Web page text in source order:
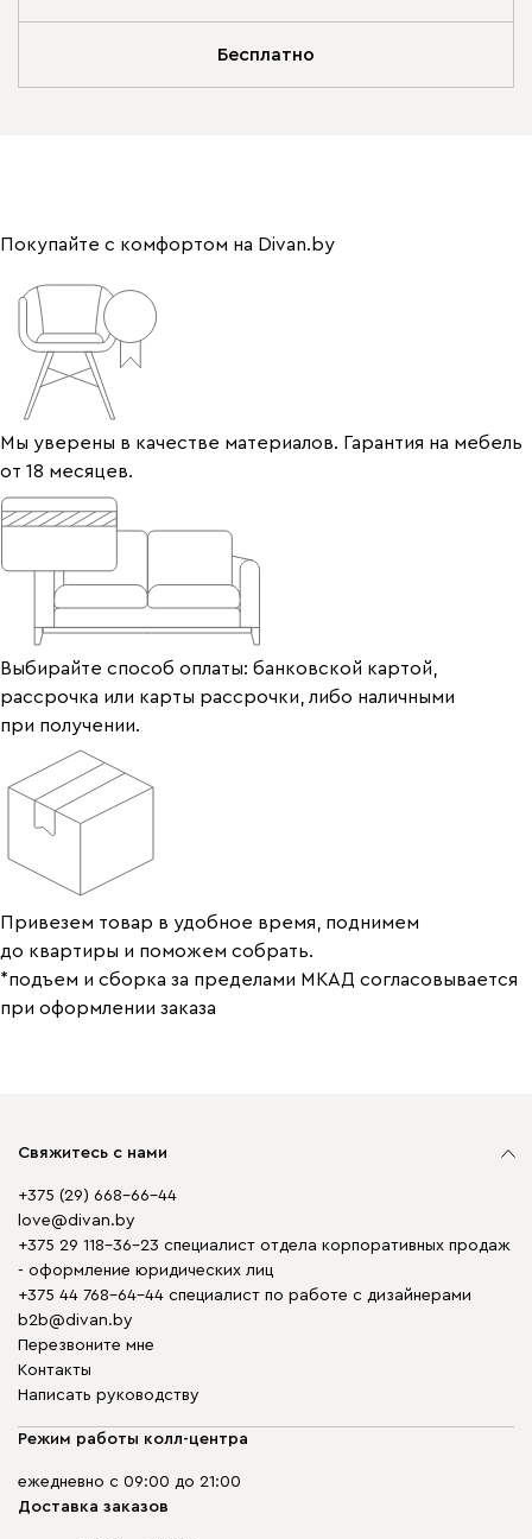
Бесплатно
Покупайте с комфортом на Divan.by
Мы уверены в качестве материалов. Гарантия на мебель
от 18 месяцев.
Выбирайте способ оплаты: банковской картой,
рассрочка или карты рассрочки, либо наличными
при получении.
Привезем товар в удобное время, поднимем
до квартиры и поможем собрать.
*подъем и сборка за пределами МКАД согласовывается
при оформлении заказа
Свяжитесь с нами
+375 (29) 668-66-44
love@divan.by
+375 29 118-36-23 специалист отдела корпоративных продаж
- оформление юридических лиц
+375 44 768-64-44 специалист по работе с дизайнерами
b2b@divan.by
Перезвоните мне
Контакты
Написать руководству
Режим работы колл-центра
ежедневно с 09:00 до 21:00
Доставка заказов